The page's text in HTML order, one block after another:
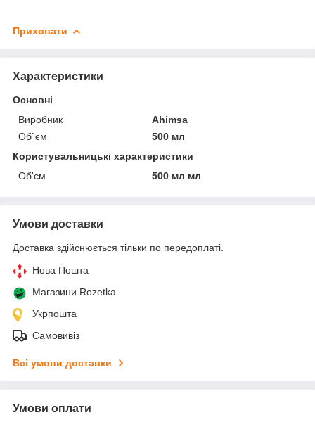
Приховати
Характеристики
Основні
Виробник
Ahimsa
Об`єм
500 мл
Користувальницькі характеристики
Об'єм
500 мл мл
Умови доставки
Доставка здійснюється тільки по передоплаті.
Нова Пошта
Магазини Rozetka
Укрпошта
Самовивіз
Всі умови доставки
Умови оплати